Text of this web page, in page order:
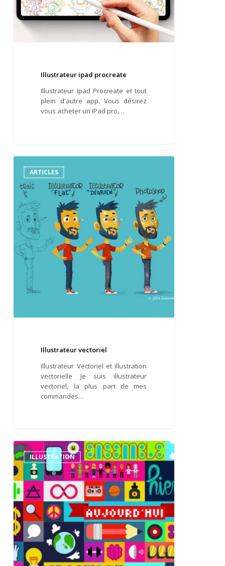
Illustrateur ipad procreate
Illustrateur Ipad Procreate et tout
plein d'autre app. Vous désirez
vous acheter un IPad pro,…
Illustrateur
vectorielARTICLES
Illustrateur vectoriel
Illustrateur Vectoriel et illustration
vectorielle Je suis illustrateur
vectoriel, la plus part de mes
commandes…
Communication
par
l’illustration
ILLUSTRATION